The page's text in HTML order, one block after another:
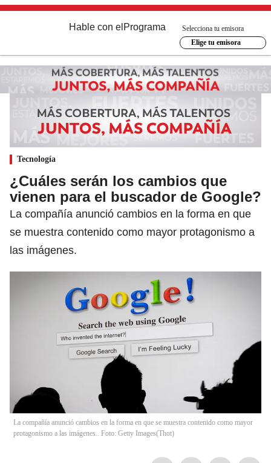
Hable con el Programa
Selecciona tu emisora
Elige tu emisora
Tecnología
¿Cuáles serán los cambios que
vienen para el buscador de Google?
La compañía anunció cambios en la forma en que
se muestra contenido como mayor protagonismo a
las imágenes.
La compañía anunció cambios en la forma en que se muestra contenido como mayor
protagonismo a las imágenes.. Foto: Getty Images(Thot)